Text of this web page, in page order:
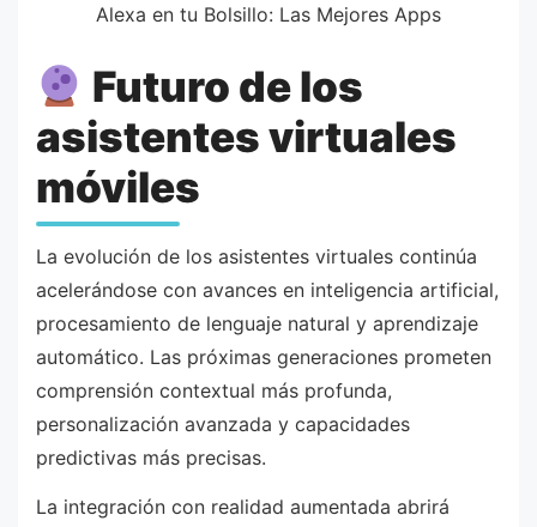
Alexa en tu Bolsillo: Las Mejores Apps
Futuro de los
asistentes virtuales
móviles
La evolución de los asistentes virtuales continúa
acelerándose con avances en inteligencia artificial,
procesamiento de lenguaje natural y aprendizaje
automático. Las próximas generaciones prometen
comprensión contextual más profunda,
personalización avanzada y capacidades
predictivas más precisas.
La integración con realidad aumentada abrirá